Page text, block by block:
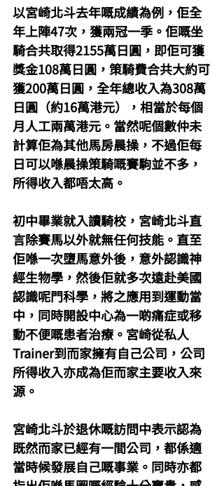
以宮崎北斗去年嘅成績為例，佢全
年上陣47次，獲兩冠一季。佢嘅坐
騎合共取得2155萬日圓，即佢可獲
獎金108萬日圓，策騎費合共大約可
獲200萬日圓，全年總收入為308萬
日圓（約16萬港元），相當於每個
月人工兩萬港元。當然呢個數仲未
計算佢為其他馬房晨操，不過佢每
日可以喺晨操策騎嘅賽駒並不多，
所得收入都唔太高。
初中畢業就入讀騎校，宮崎北斗直
言除賽馬以外就無任何技能。直至
佢喺一次墮馬意外後，意外認識神
經生物學，然後佢就多次遠赴美國
認識呢門科學，將之應用到運動當
中，同時開設中心為一啲痛症或移
動不便嘅患者治療。宮崎從私人
Trainer到而家擁有自己公司，公司
所得收入亦成為佢而家主要收入來
源。
宮崎北斗於退休嘅訪問中表示認為
既然而家已經有一間公司，都係適
當時候發展自己嘅事業。同時亦都